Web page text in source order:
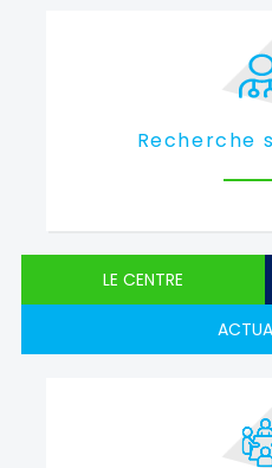
Recherche
LE CENTRE